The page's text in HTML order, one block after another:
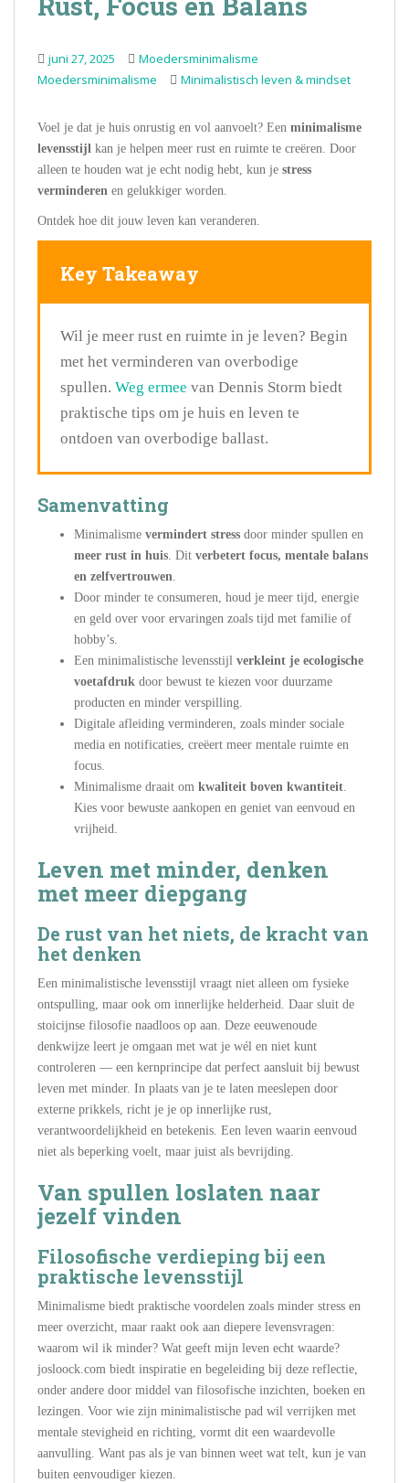
juni 27, 2025
Moedersminimalisme
Moedersminimalisme
Minimalistisch leven & mindset
Voel je dat je huis onrustig en vol aanvoelt? Een minimalisme
levensstijl kan je helpen meer rust en ruimte te creëren. Door
alleen te houden wat je echt nodig hebt, kun je stress
verminderen en gelukkiger worden.
Ontdek hoe dit jouw leven kan veranderen.
Key Takeaway
Wil je meer rust en ruimte in je leven? Begin
met het verminderen van overbodige
spullen. Weg ermee van Dennis Storm biedt
praktische tips om je huis en leven te
ontdoen van overbodige ballast.
Samenvatting
Minimalisme vermindert stress door minder spullen en
meer rust in huis. Dit verbetert focus, mentale balans
en zelfvertrouwen.
Door minder te consumeren, houd je meer tijd, energie
en geld over voor ervaringen zoals tijd met familie of
hobby’s.
Een minimalistische levensstijl verkleint je ecologische
voetafdruk door bewust te kiezen voor duurzame
producten en minder verspilling.
Digitale afleiding verminderen, zoals minder sociale
media en notificaties, creëert meer mentale ruimte en
focus.
Minimalisme draait om kwaliteit boven kwantiteit.
Kies voor bewuste aankopen en geniet van eenvoud en
vrijheid.
Leven met minder, denken
met meer diepgang
De rust van het niets, de kracht van
het denken
Een minimalistische levensstijl vraagt niet alleen om fysieke
ontspulling, maar ook om innerlijke helderheid. Daar sluit de
stoicijnse filosofie naadloos op aan. Deze eeuwenoude
denkwijze leert je omgaan met wat je wél en niet kunt
controleren — een kernprincipe dat perfect aansluit bij bewust
leven met minder. In plaats van je te laten meeslepen door
externe prikkels, richt je je op innerlijke rust,
verantwoordelijkheid en betekenis. Een leven waarin eenvoud
niet als beperking voelt, maar juist als bevrijding.
Van spullen loslaten naar
jezelf vinden
Filosofische verdieping bij een
praktische levensstijl
Minimalisme biedt praktische voordelen zoals minder stress en
meer overzicht, maar raakt ook aan diepere levensvragen:
waarom wil ik minder? Wat geeft mijn leven echt waarde?
josloock.com biedt inspiratie en begeleiding bij deze reflectie,
onder andere door middel van filosofische inzichten, boeken en
lezingen. Voor wie zijn minimalistische pad wil verrijken met
mentale stevigheid en richting, vormt dit een waardevolle
aanvulling. Want pas als je van binnen weet wat telt, kun je van
buiten eenvoudiger kiezen.